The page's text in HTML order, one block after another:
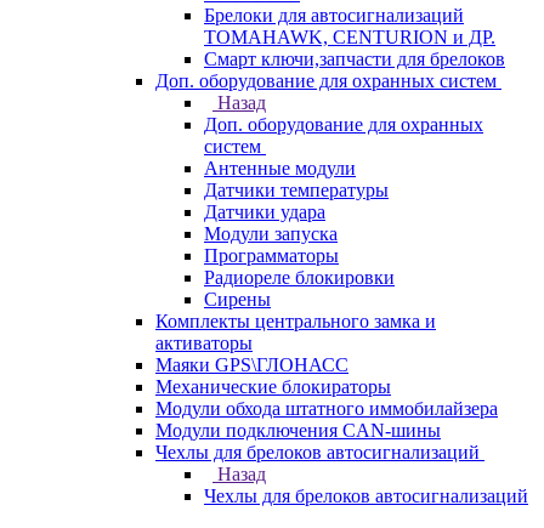
Брелоки для автосигнализаций
TOMAHAWK, CENTURION и ДР.
Смарт ключи,запчасти для брелоков
Доп. оборудование для охранных систем
Назад
Доп. оборудование для охранных
систем
Антенные модули
Датчики температуры
Датчики удара
Модули запуска
Программаторы
Радиореле блокировки
Сирены
Комплекты центрального замка и
активаторы
Маяки GPS\ГЛОНАСС
Механические блокираторы
Модули обхода штатного иммобилайзера
Модули подключения CAN-шины
Чехлы для брелоков автосигнализаций
Назад
Чехлы для брелоков автосигнализаций